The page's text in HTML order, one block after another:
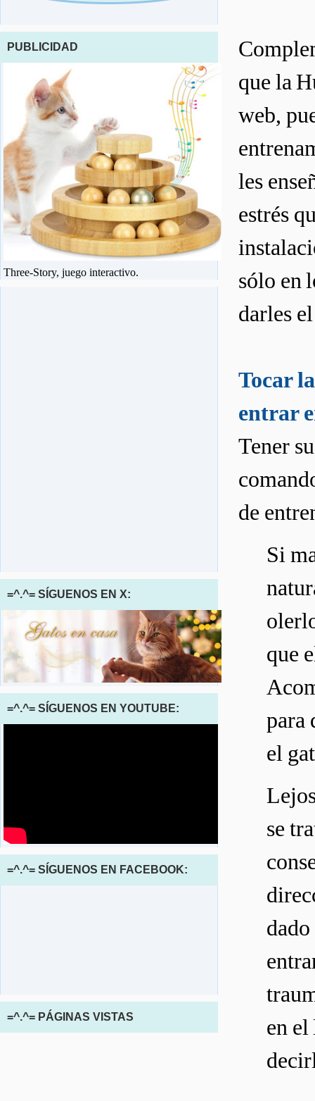
que la
web,
les
estrés
sólo en
darles
Tocar
entrar
Tener
de
Si
que
para
el
se
en el
PUBLICIDAD
Three-Story, juego interactivo.
=^.^= SÍGUENOS EN X:
=^.^= SÍGUENOS EN YOUTUBE:
=^.^= SÍGUENOS EN FACEBOOK:
=^.^= PÁGINAS VISTAS